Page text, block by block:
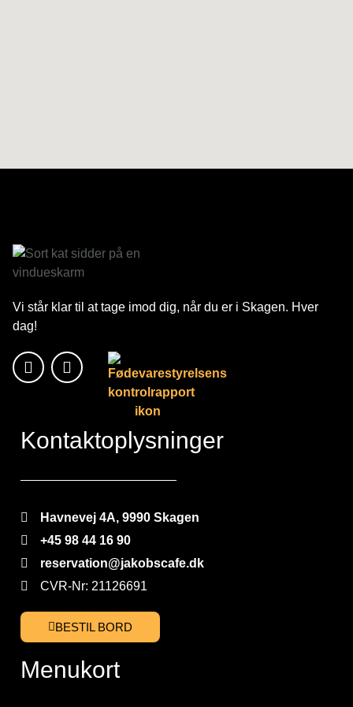
Vi står klar til at tage imod dig, når du er i Skagen. Hver
dag!
Kontaktoplysninger
Havnevej 4A, 9990 Skagen
+45 98 44 16 90
reservation@jakobscafe.dk
CVR-Nr: 21126691
BESTIL BORD
Menukort